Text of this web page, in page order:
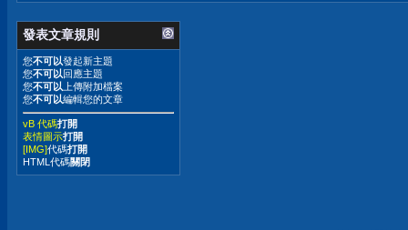
發表文章規則
您不可以發起新主題
您不可以 回應主題
您不可以 上傳附加檔案
您不可以編輯您的文章
vB 代碼打開
表情圖示打開
[IMG]代碼打開
HTML代碼關閉